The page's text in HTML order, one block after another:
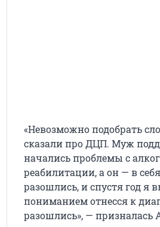
«Невозможно подобрать
сказали про ДЦП. Муж
начались проблемы с
реабилитации, а он — в
разошлись, и спустя год
пониманием отнесся к
разошлись», — призналась